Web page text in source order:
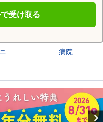
受け取る
病院